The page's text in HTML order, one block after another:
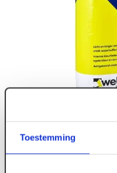
Toestemming